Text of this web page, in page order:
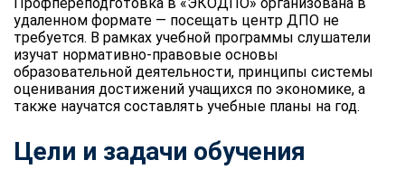
удаленном формате — посещать центр ДПО не
требуется. В рамках учебной программы слушатели
изучат нормативно-правовые основы
образовательной деятельности, принципы системы
оценивания достижений учащихся по экономике, а
также научатся составлять учебные планы на год.
Цели и задачи обучения